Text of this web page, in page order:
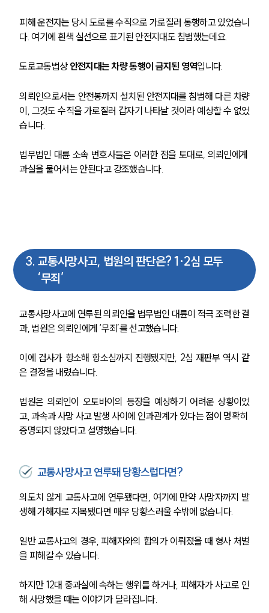
팀소개
대륜의 강점
오시는 길
글로벌 파트너 로펌
통합검색
업무사례
피해 운전자는 당시 도로를 수직으로 가로질러 통행하고 있었습니
다. 여기에 흰색 실선으로 표기된 안전지대도 침범했는데요.
도로교통법상 안전지대는 차량 통행이 금지된 영역입니다.
의뢰인으로서는 안전봉까지 설치된 안전지대를 침범해 다른 차량
이, 그것도 수직을 가로질러 갑자기 나타날 것이라 예상할 수 없었
습니다.
법무법인 대륜 소속 변호사들은 이러한 점을 토대로, 의뢰인에게
과실을 물어서는 안된다고 강조했습니다.
3. 교통사망사고, 법원의 판단은? 1·2심 모두
‘무죄’
교통사망사고에 연루된 의뢰인을 법무법인 대륜이 적극 조력한 결
과, 법원은 의뢰인에게 ‘무죄’를 선고했습니다.
이에 검사가 항소해 항소심까지 진행됐지만, 2심 재판부 역시 같
은 결정을 내렸습니다.
법원은 의뢰인이 오토바이의 등장을 예상하기 어려운 상황이었
고, 과속과 사망 사고 발생 사이에 인과관계가 있다는 점이 명확히
증명되지 않았다고 설명했습니다.
교통사망사고 연루돼 당황스럽다면?
의도치 않게 교통사고에 연루됐다면, 여기에 만약 사망자까지 발
생해 가해자로 지목됐다면 매우 당황스러울 수밖에 없습니다.
일반 교통사고의 경우, 피해자와의 합의가 이뤄졌을 때 형사 처벌
을 피해갈 수 있습니다.
하지만 12대 중과실에 속하는 행위를 하거나, 피해자가 사고로 인
해 사망했을 때는 이야기가 달라집니다.